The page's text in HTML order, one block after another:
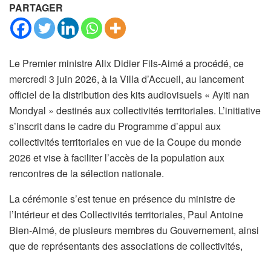
PARTAGER
Le Premier ministre Alix Didier Fils-Aimé a procédé, ce
mercredi 3 juin 2026, à la Villa d’Accueil, au lancement
officiel de la distribution des kits audiovisuels « Ayiti nan
Mondyal » destinés aux collectivités territoriales. L’initiative
s’inscrit dans le cadre du Programme d’appui aux
collectivités territoriales en vue de la Coupe du monde
2026 et vise à faciliter l’accès de la population aux
rencontres de la sélection nationale.
La cérémonie s’est tenue en présence du ministre de
l’Intérieur et des Collectivités territoriales, Paul Antoine
Bien-Aimé, de plusieurs membres du Gouvernement, ainsi
que de représentants des associations de collectivités,